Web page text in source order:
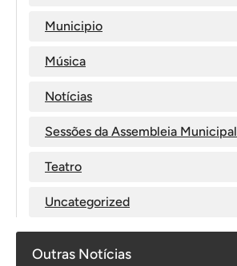
Municipio
Música
Notícias
Sessões da Assembleia Municipal
Teatro
Uncategorized
Outras Notícias